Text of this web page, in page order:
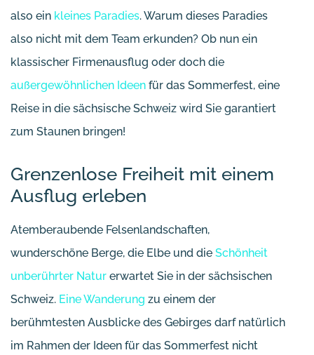
also ein kleines Paradies. Warum dieses Paradies
also nicht mit dem Team erkunden? Ob nun ein
klassischer Firmenausflug oder doch die
außergewöhnlichen Ideen für das Sommerfest, eine
Reise in die sächsische Schweiz wird Sie garantiert
zum Staunen bringen!
Grenzenlose Freiheit mit einem
Ausflug erleben
Atemberaubende Felsenlandschaften,
wunderschöne Berge, die Elbe und die Schönheit
unberührter Natur erwartet Sie in der sächsischen
Schweiz. Eine Wanderung zu einem der
berühmtesten Ausblicke des Gebirges darf natürlich
im Rahmen der Ideen für das Sommerfest nicht